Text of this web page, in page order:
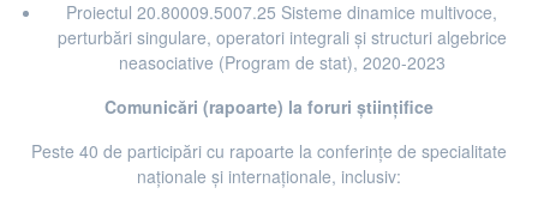
Proiectul 20.80009.5007.25 Sisteme dinamice multivoce,
perturbări singulare, operatori integrali și structuri algebrice
neasociative (Program de stat), 2020-2023
Comunicări (rapoarte) la foruri științifice
Peste 40 de participări cu rapoarte la conferinţe de specialitate
naţionale și internaţionale, inclusiv: